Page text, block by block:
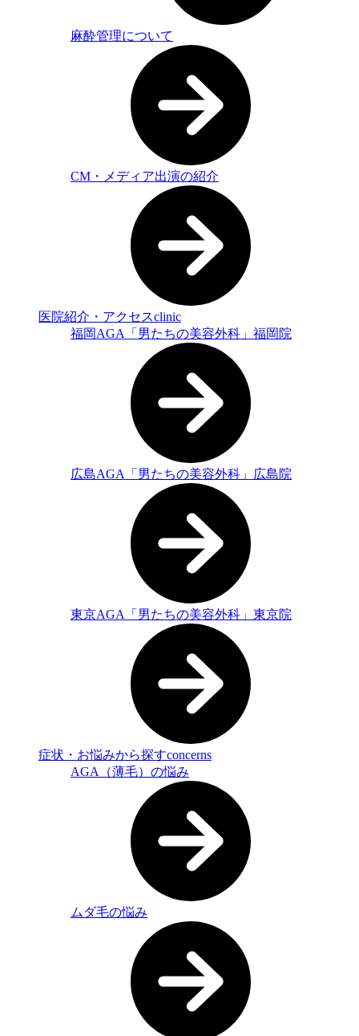
麻酔管理について
CM・メディア出演の紹介
医院紹介・アクセスclinic
福岡AGA「男たちの美容外科」福岡院
広島AGA「男たちの美容外科」広島院
東京AGA「男たちの美容外科」東京院
症状・お悩みから探すconcerns
AGA（薄毛）の悩み
ムダ毛の悩み